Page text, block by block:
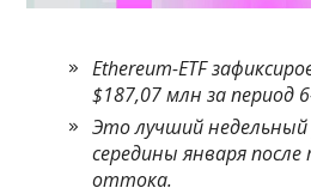
Ethereum-ETF
$187,07 млн за период
Это лучший
середины января
оттока.